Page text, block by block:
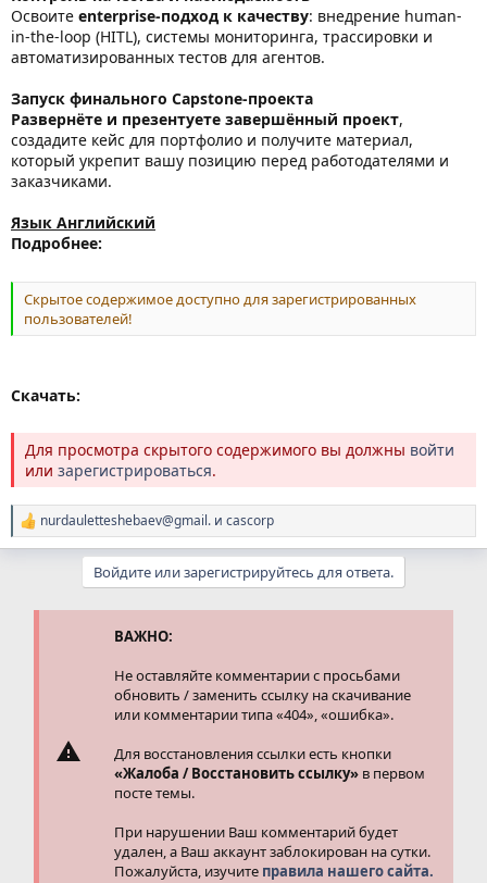
Освоите enterprise‑подход к качеству: внедрение human-
in-the-loop (HITL), системы мониторинга, трассировки и
автоматизированных тестов для агентов.
Запуск финального Capstone-проекта
Развернёте и презентуете завершённый проект,
создадите кейс для портфолио и получите материал,
который укрепит вашу позицию перед работодателями и
заказчиками.
Язык Английский
Подробнее:
Скрытое содержимое доступно для зарегистрированных
пользователей!
Скачать:
Для просмотра скрытого содержимого вы должны войти
или зарегистрироваться.
Р
е
nurdauletteshebaev@gmail. и cascorp
Войдите или зарегистрируйтесь для ответа.
ВАЖНО:
Не оставляйте комментарии с просьбами
обновить / заменить ссылку на скачивание
или комментарии типа «404», «ошибка».
Для восстановления ссылки есть кнопки
«Жалоба / Восстановить ссылку» в первом
посте темы.
При нарушении Ваш комментарий будет
удален, а Ваш аккаунт заблокирован на сутки.
Пожалуйста, изучите правила нашего сайта.